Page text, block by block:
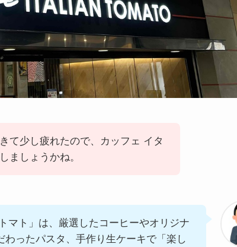
て少し疲れたので、カッフェ イタ
ましょうかね。
マト」は、厳選したコーヒーやオリジナ
わったパスタ、手作り生ケーキで「楽し